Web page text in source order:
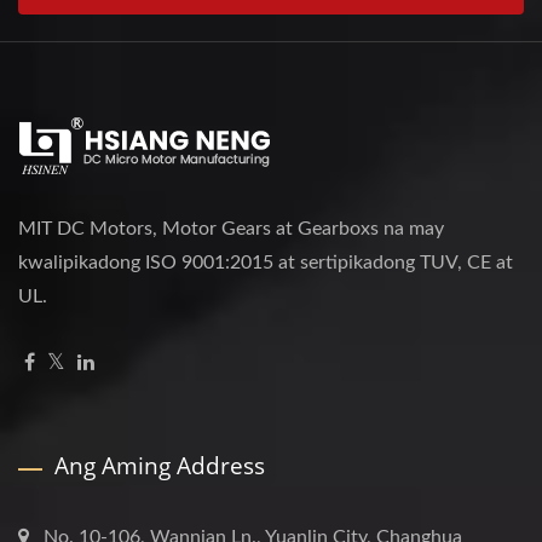
MIT DC Motors, Motor Gears at Gearboxs na may
kwalipikadong ISO 9001:2015 at sertipikadong TUV, CE at
UL.
Ang Aming Address
No. 10-106, Wannian Ln., Yuanlin City, Changhua